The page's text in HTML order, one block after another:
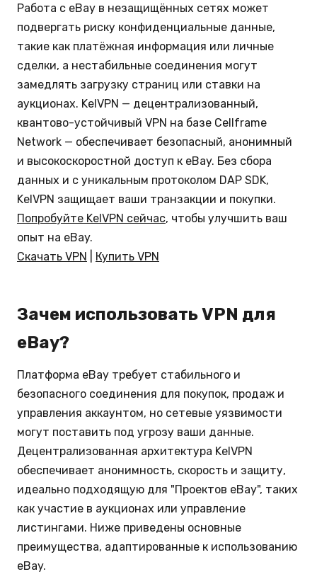
Работа с eBay в незащищённых сетях может
подвергать риску конфиденциальные данные,
такие как платёжная информация или личные
сделки, а нестабильные соединения могут
замедлять загрузку страниц или ставки на
аукционах. KelVPN — децентрализованный,
квантово-устойчивый VPN на базе Cellframe
Network — обеспечивает безопасный, анонимный
и высокоскоростной доступ к eBay. Без сбора
данных и с уникальным протоколом DAP SDK,
KelVPN защищает ваши транзакции и покупки.
Попробуйте KelVPN сейчас, чтобы улучшить ваш
опыт на eBay.
Скачать VPN
Купить VPN
Зачем использовать VPN для
eBay?
Платформа eBay требует стабильного и
безопасного соединения для покупок, продаж и
управления аккаунтом, но сетевые уязвимости
могут поставить под угрозу ваши данные.
Децентрализованная архитектура KelVPN
обеспечивает анонимность, скорость и защиту,
идеально подходящую для "Проектов eBay", таких
как участие в аукционах или управление
листингами. Ниже приведены основные
преимущества, адаптированные к использованию
eBay.